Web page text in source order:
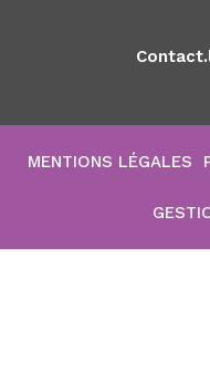
MENTIONS LÉGALES